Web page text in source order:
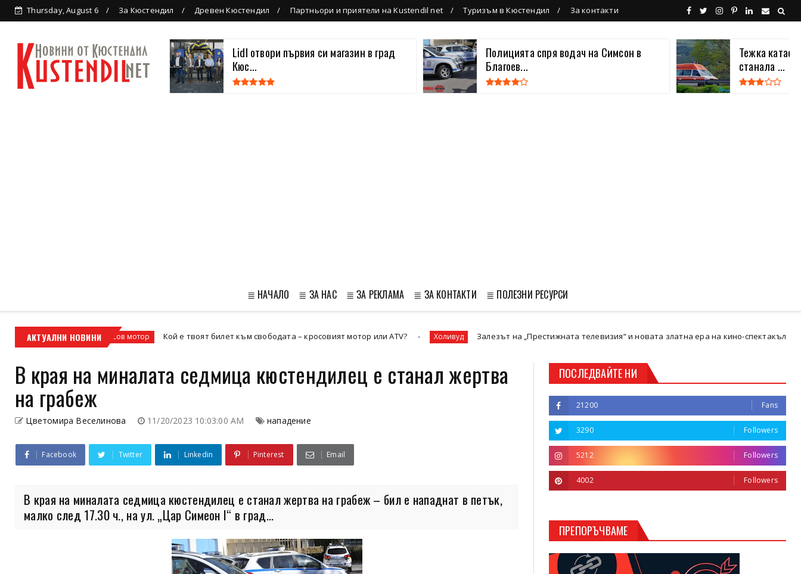
Thursday, August 6 За Кюстендил Древен Кюстендил Партньори и приятели на Kustendil net Туризъм в Кюстендил За контакти
Lidl отвори първия си магазин в град
Кюс...
Полицията спря водач на Симсон в
Благоев...
Тежка
станала ...
≣ НАЧАЛО ≣ ЗА НАС ≣ ЗА РЕКЛАМА ≣ ЗА КОНТАКТИ ≣ ПОЛЕЗНИ РЕСУРСИ
АКТУАЛНИ НОВИНИ
кросов мотор Кой е твоят билет към свободата – кросовият мотор или ATV? Холивуд Залезът на „Престижната телевизия“ и новата златна ера на кино-спектакъла
В края на миналата седмица кюстендилец е станал жертва
на грабеж
Цветомира Веселинова 11/20/2023 10:03:00 AM нападение
Facebook Twitter Linkedin Pinterest Email
В края на миналата седмица кюстендилец е станал жертва на грабеж – бил е нападнат в петък,
малко след 17.30 ч., на ул. „Цар Симеон I“ в град...
ПОСЛЕДВАЙТЕ НИ
21200 Fans
3290 Followers
5212 Followers
4002 Followers
ПРЕПОРЪЧВАМЕ